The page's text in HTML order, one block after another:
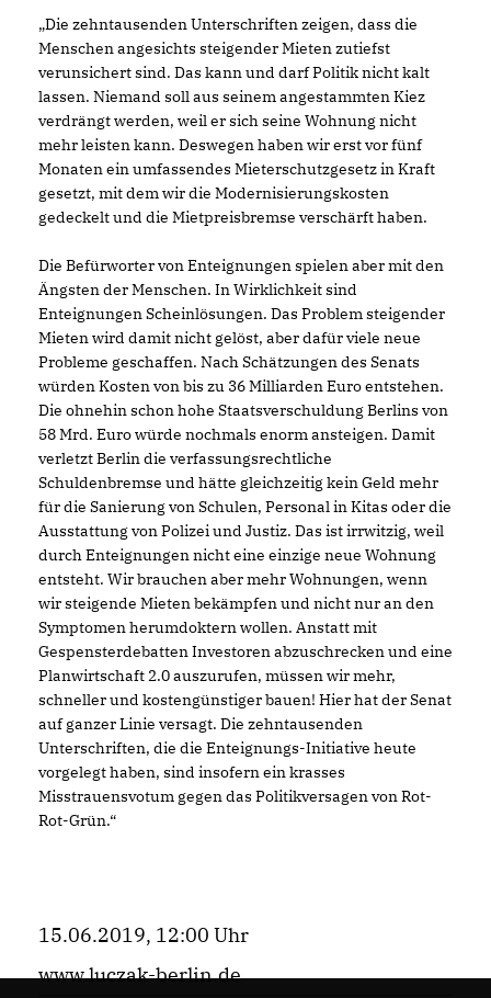
Die zehntausenden Unterschriften zeigen, dass die
Menschen angesichts steigender Mieten zutiefst
verunsichert sind. Das kann und darf Politik nicht kalt
lassen. Niemand soll aus seinem angestammten Kiez
verdrängt werden, weil er sich seine Wohnung nicht
mehr leisten kann. Deswegen haben wir erst vor fünf
Monaten ein umfassendes Mieterschutzgesetz in Kraft
gesetzt, mit dem wir die Modernisierungskosten
gedeckelt und die Mietpreisbremse verschärft haben.
Die Befürworter von Enteignungen spielen aber mit den
Ängsten der Menschen. In Wirklichkeit sind
Enteignungen Scheinlösungen. Das Problem steigender
Mieten wird damit nicht gelöst, aber dafür viele neue
Probleme geschaffen. Nach Schätzungen des Senats
würden Kosten von bis zu 36 Milliarden Euro entstehen.
Die ohnehin schon hohe Staatsverschuldung Berlins von
58 Mrd. Euro würde nochmals enorm ansteigen. Damit
verletzt Berlin die verfassungsrechtliche
Schuldenbremse und hätte gleichzeitig kein Geld mehr
für die Sanierung von Schulen, Personal in Kitas oder die
Ausstattung von Polizei und Justiz. Das ist irrwitzig, weil
durch Enteignungen nicht eine einzige neue Wohnung
entsteht. Wir brauchen aber mehr Wohnungen, wenn
wir steigende Mieten bekämpfen und nicht nur an den
Symptomen herumdoktern wollen. Anstatt mit
Gespensterdebatten Investoren abzuschrecken und eine
Planwirtschaft 2.0 auszurufen, müssen wir mehr,
schneller und kostengünstiger bauen! Hier hat der Senat
auf ganzer Linie versagt. Die zehntausenden
Unterschriften, die die Enteignungs-Initiative heute
vorgelegt haben, sind insofern ein krasses
Misstrauensvotum gegen das Politikversagen von Rot-
Rot-Grün.“
15.06.2019, 12:00 Uhr
www.luczak-berlin.de